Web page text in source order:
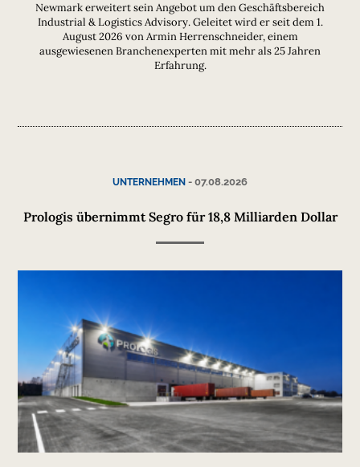
Newmark erweitert sein Angebot um den Geschäftsbereich
Industrial & Logistics Advisory. Geleitet wird er seit dem 1.
August 2026 von Armin Herrenschneider, einem
ausgewiesenen Branchenexperten mit mehr als 25 Jahren
Erfahrung.
UNTERNEHMEN - 07.08.2026
Prologis übernimmt Segro für 18,8 Milliarden Dollar